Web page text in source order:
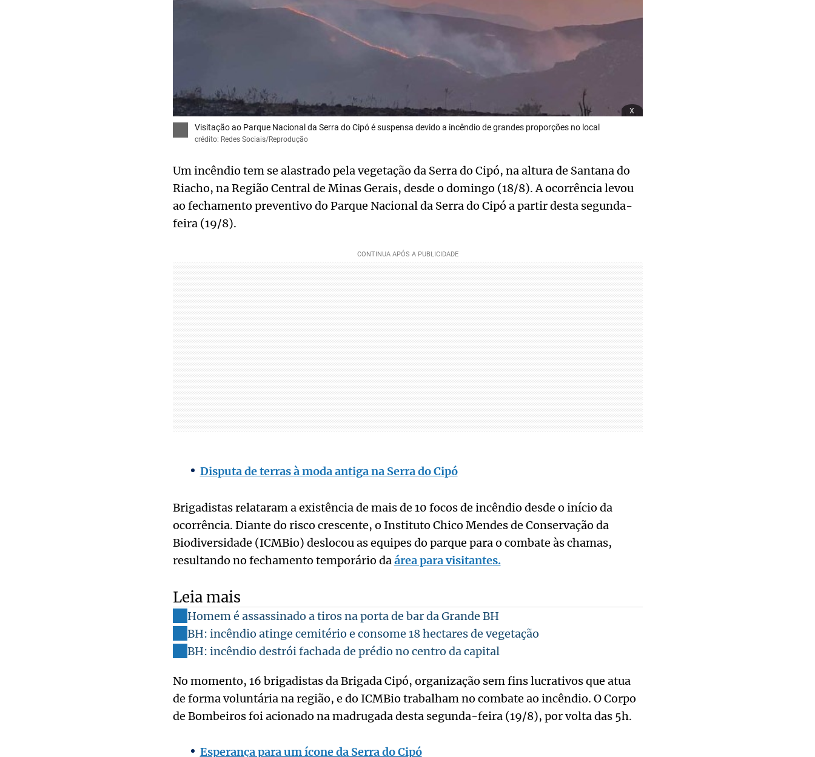
x
Visitação ao Parque Nacional da Serra do Cipó é suspensa devido a incêndio de grandes proporções no local
crédito: Redes Sociais/Reprodução
Um incêndio tem se alastrado pela vegetação da Serra do Cipó, na altura de Santana do
Riacho, na Região Central de Minas Gerais, desde o domingo (18/8). A ocorrência levou
ao fechamento preventivo do Parque Nacional da Serra do Cipó a partir desta segunda-
feira (19/8).
Disputa de terras à moda antiga na Serra do Cipó
Brigadistas relataram a existência de mais de 10 focos de incêndio desde o início da
ocorrência. Diante do risco crescente, o Instituto Chico Mendes de Conservação da
Biodiversidade (ICMBio) deslocou as equipes do parque para o combate às chamas,
resultando no fechamento temporário daárea para visitantes.
Leia mais
Homem é assassinado a tiros na porta de bar da Grande BH
BH: incêndio atinge cemitério e consome 18 hectares de vegetação
BH: incêndio destrói fachada de prédio no centro da capital
No momento, 16 brigadistas da Brigada Cipó, organização sem fins lucrativos que atua
de forma voluntária na região, e do ICMBio trabalham no combate ao incêndio. O Corpo
de Bombeiros foi acionado na madrugada desta segunda-feira (19/8), por volta das 5h.
Esperança para um ícone da Serra do Cipó